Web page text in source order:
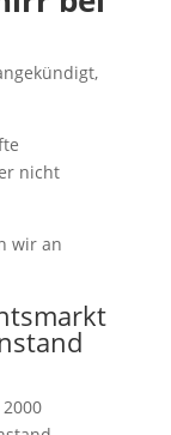
nicht
wir an